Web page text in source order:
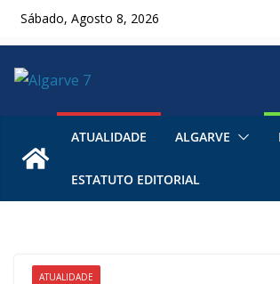
SkipSábado, Agosto 8, 2026
ATUALIDADE ALGARVE
ESTATUTO EDITORIAL
ATUALIDADE